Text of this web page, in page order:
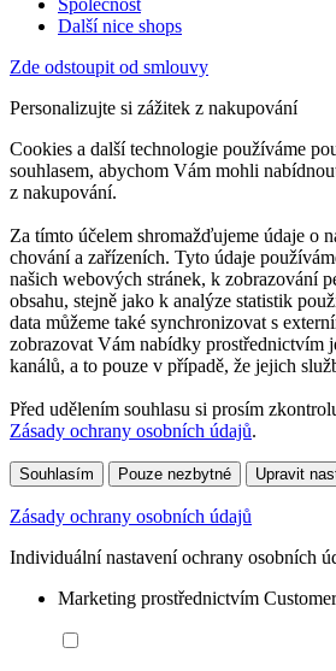
Společnost
Další nice shops
Zde odstoupit od smlouvy
Personalizujte si zážitek z nakupování
Cookies a další technologie používáme
souhlasem, abychom Vám mohli
z nakupování.
Za tímto účelem shromažďujeme údaje o
chování a zařízeních. Tyto údaje
našich webových stránek, k zobrazování
obsahu, stejně jako k analýze statistik
data můžeme také synchronizovat s
zobrazovat Vám nabídky prostřednictvím
kanálů, a to pouze v případě, že jejich
Před udělením souhlasu si prosím
Zásady ochrany osobních údajů.
Souhlasím Pouze nezbytné Upravit
Zásady ochrany osobních údajů
Individuální nastavení ochrany osobních
Marketing prostřednictvím